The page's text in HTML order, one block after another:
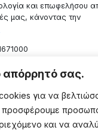
απόρρητό σας.
για να
προσφέρουμε
και να
και επωφελήσου
μας, κάνοντας την
10443